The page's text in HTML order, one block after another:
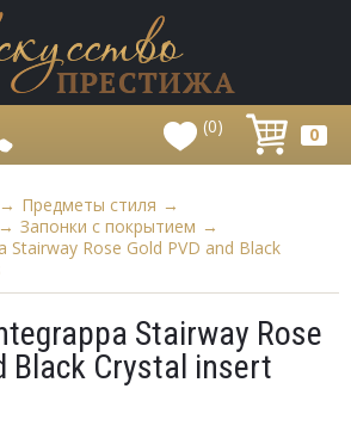
(0) 0
→ Предметы стиля →
→ Запонки с покрытием →
Stairway Rose Gold PVD and Black
Stairway Rose
Black Crystal insert